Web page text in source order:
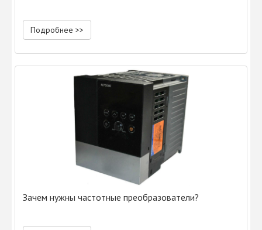
Подробнее >>
Зачем нужны частотные преобразователи?